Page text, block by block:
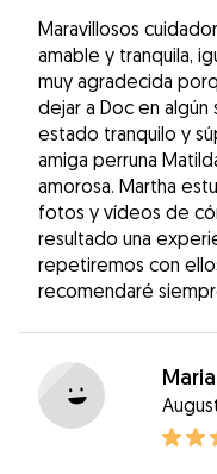
Maravillosos
amable y tranquila,
muy agradecida
dejar a Doc en algún
estado tranquilo y
amiga perruna
amorosa. Martha
fotos y vídeos de
resultado una
repetiremos con
recomendaré